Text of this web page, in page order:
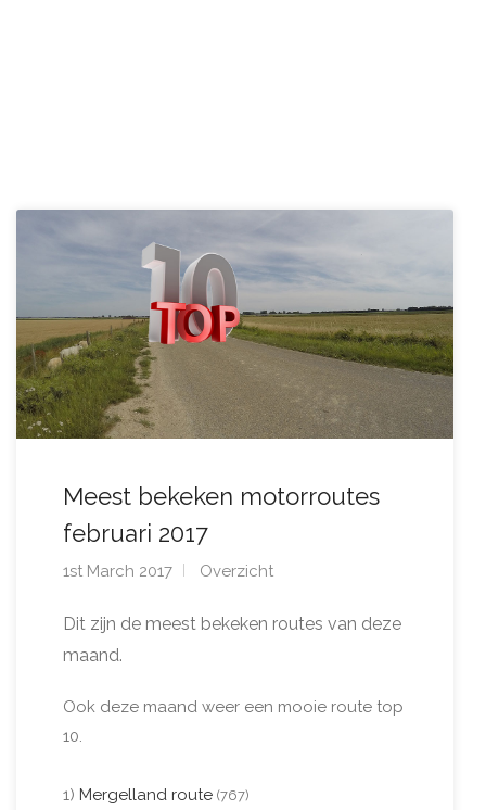
Meest bekeken motorroutes
februari 2017
1st March 2017 Overzicht
Dit zijn de meest bekeken routes van deze
maand.
Ook deze maand weer een mooie route top
10.
1) Mergelland route (767)